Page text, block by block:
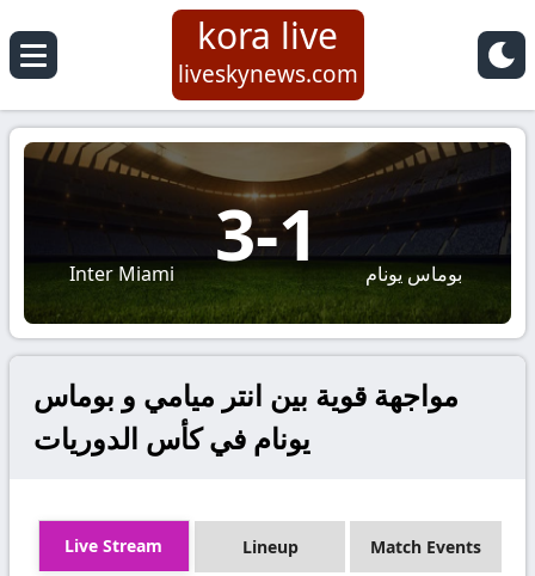
kora live
liveskynews.com
Inter Miami 3-1 بوماس يونام
مواجهة قوية بين انتر ميامي و بوماس
يونام في كأس الدوريات
Live Stream Lineup Match Events